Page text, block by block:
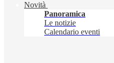
Novità
Panoramica
Le notizie
Calendario eventi